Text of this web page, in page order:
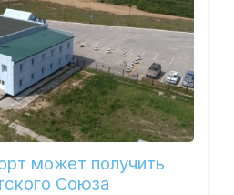
может получить
Союза